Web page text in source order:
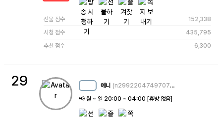
선물 점수
152,338
시청 점수
435,795
추천 점수
6,300
29 예니 (n2992204749707260211)
📢 월 ~ 일 20:00 ~ 04:00 [휴방 없음]